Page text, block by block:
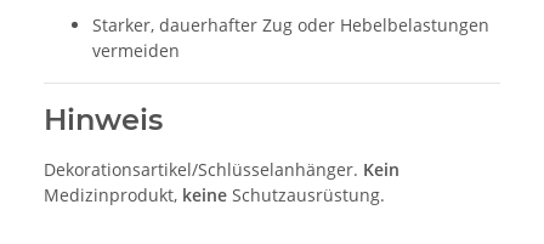
Starker, dauerhafter Zug oder Hebelbelastungen
vermeiden
Hinweis
Dekorationsartikel/Schlüsselanhänger. Kein
Medizinprodukt, keine Schutzausrüstung.